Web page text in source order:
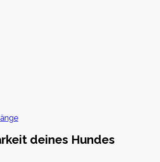
deines Hundes